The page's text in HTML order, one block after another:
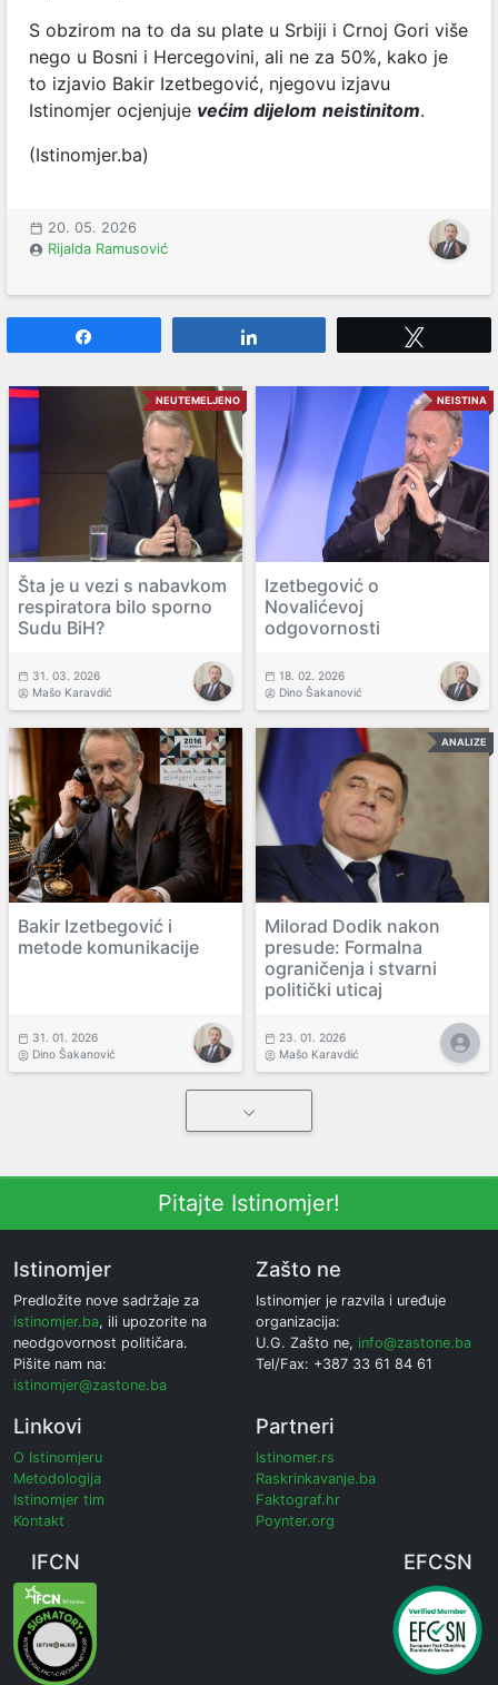
S obzirom na to da su plate u Srbiji i Crnoj Gori više
nego u Bosni i Hercegovini, ali ne za 50%, kako je
to izjavio Bakir Izetbegović, njegovu izjavu
Istinomjer ocjenjuje većim dijelom neistinitom.
(Istinomjer.ba)
20. 05. 2026
Rijalda Ramusović
NEUTEMELJENO
Šta je u vezi s nabavkom
respiratora bilo sporno
Sudu BiH?
31. 03. 2026
Mašo Karavdić
NEISTINA
Izetbegović o
Novalićevoj
odgovornosti
18. 02. 2026
Dino Šakanović
Bakir Izetbegović i
metode komunikacije
31. 01. 2026
Dino Šakanović
ANALIZE
Milorad Dodik nakon
presude: Formalna
ograničenja i stvarni
politički uticaj
23. 01. 2026
Mašo Karavdić
Pitajte Istinomjer!
Istinomjer
Predložite nove sadržaje za
istinomjer.ba, ili upozorite na
neodgovornost političara.
Pišite nam na:
istinomjer@zastone.ba
Zašto ne
Istinomjer je razvila i uređuje
organizacija:
U.G. Zašto ne, info@zastone.ba
Tel/Fax: +387 33 61 84 61
Linkovi
O Istinomjeru
Metodologija
Istinomjer tim
Kontakt
Partneri
Istinomer.rs
Raskrinkavanje.ba
Faktograf.hr
Poynter.org
IFCN EFCSN